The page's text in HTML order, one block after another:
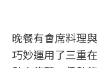
晚餐有會席料理
巧妙運用了三重